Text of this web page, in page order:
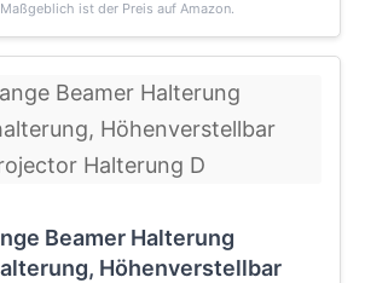
ist der Preis auf Amazon.
Beamer Halterung
Höhenverstellbar